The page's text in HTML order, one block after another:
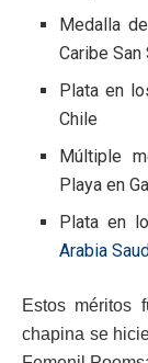
Medalla
Caribe San
Plata en
Chile
Múltiple
Playa en
Plata en
Arabia
Estos méritos
chapina se